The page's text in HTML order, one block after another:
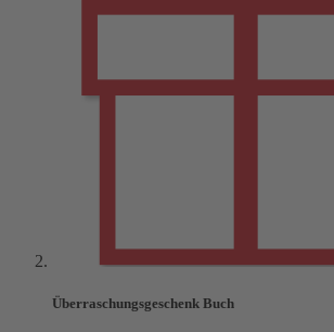
Überraschungsgeschenk Buch